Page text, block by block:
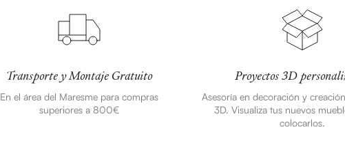
Transporte y Montaje Gratuito
En el área del Maresme para compras
superiores a 800€
Proyectos 3D
Asesoría en decoración y
3D. Visualiza tus nuevos
colocarlos.